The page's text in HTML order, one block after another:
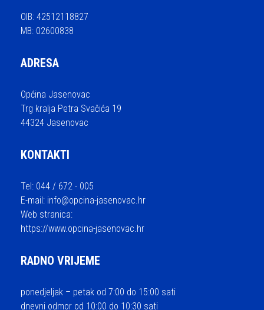
OIB: 42512118827
MB: 02600838
ADRESA
Općina Jasenovac
Trg kralja Petra Svačića 19
44324 Jasenovac
KONTAKTI
Tel: 044 / 672 - 005
E-mail: info@opcina-jasenovac.hr
Web stranica:
https://www.opcina-jasenovac.hr
RADNO VRIJEME
ponedjeljak – petak od 7:00 do 15:00 sati
dnevni odmor od 10:00 do 10:30 sati